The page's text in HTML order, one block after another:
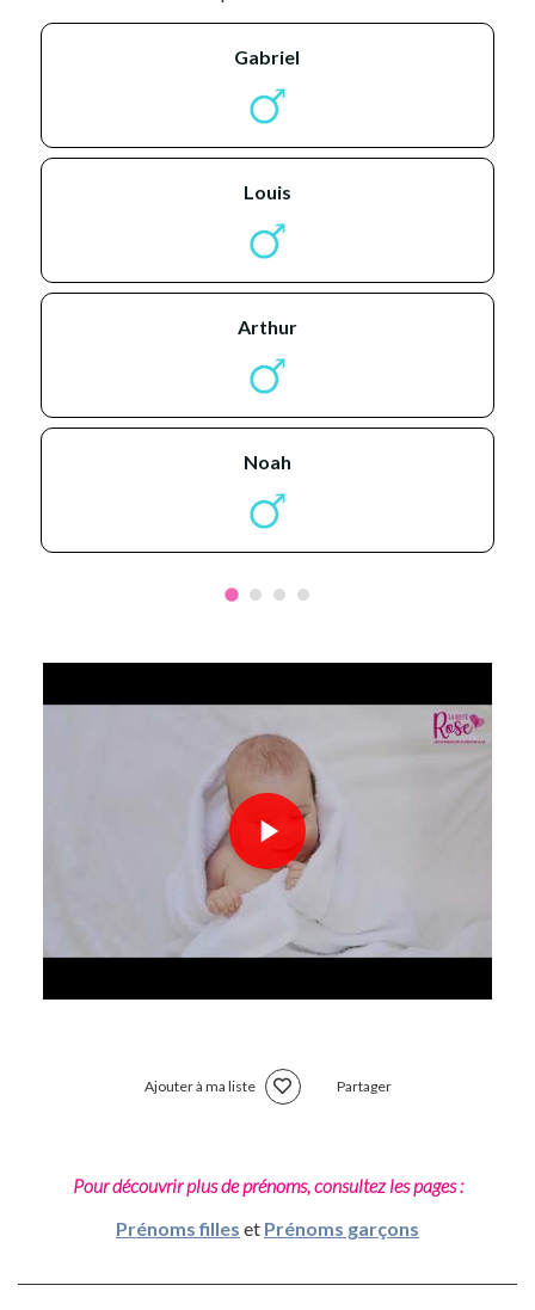
gabriel
louis
arthur
noah
Ajouter à ma liste Partager
Pour découvrir plus de prénoms, consultez les pages :
Prénoms filles et Prénoms garçons